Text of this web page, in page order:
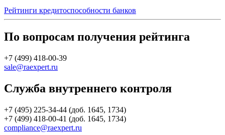
Рейтинги кредитоспособности банков
По вопросам получения рейтинга
+7 (499) 418-00-39
sale@raexpert.ru
Служба внутреннего контроля
+7 (495) 225-34-44 (доб. 1645, 1734)
+7 (499) 418-00-41 (доб. 1645, 1734)
compliance@raexpert.ru